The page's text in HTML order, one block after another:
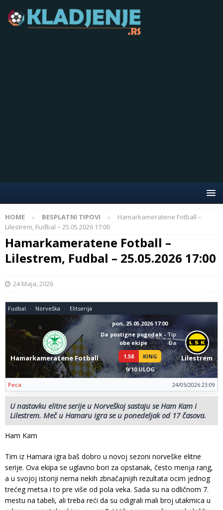
HOME BESPLATNI TIPOVI
Hamarkameratene Fotball –
Lilestrem, Fudbal – 25.05.2026 17:00
Hamarkameratene Fotball –
Lilestrem, Fudbal – 25.05.2026 17:00
24 Maja, 2026
Fudbal Norveška Elitserija
Hamarkameratene Fotball
pon, 25.05.2026 17:00
Da postigne pogodak -
obe ekipe
Tip:
Da
1.58
KING
9/10 ULOG
Lilestrem
Peca 24/05/2026 23:09
U nastavku elitne serije u Norveškoj sastaju se Ham Kam i
Lilestrem. Meč u Hamaru igra se u ponedeljak od 17 časova.
Ham Kam
Tim iz Hamara igra baš dobro u novoj sezoni norveške elitne
serije. Ova ekipa se uglavno bori za opstanak, često menja rang,
a u svojoj istoriji nema nekih zbnačajnijih rezultata ocim jednog
trećeg metsa i to pre više od pola veka. Sada su na odličnom 7.
mestu na tabeli, ali treba reći da su odigrali mali broj utakmica u